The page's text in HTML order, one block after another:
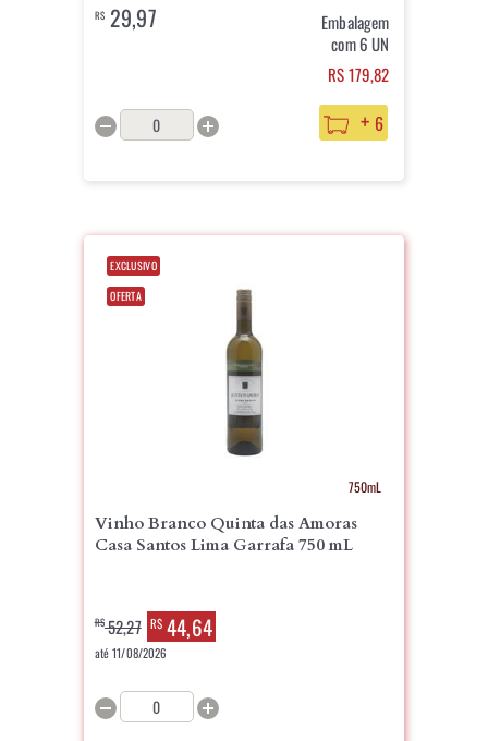
R$29,97
Embalagem
com 6 UN
RS 179,82
+ 6
EXCLUSIVO
OFERTA
750mL
Vinho Branco Quinta das Amoras
Casa Santos Lima Garrafa 750 mL
R$52,27 R$44,64
até 11/08/2026